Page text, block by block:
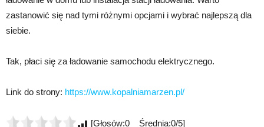
zastanowić się nad tymi różnymi opcjami i wybrać najlepszą dla
siebie.
Tak, płaci się za ładowanie samochodu elektrycznego.
Link do strony: https://www.kopalniamarzen.pl/
[Głosów:0 Średnia:0/5]